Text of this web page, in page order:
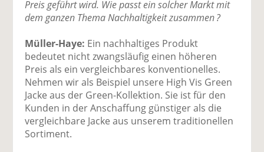
Preis geführt wird. Wie passt ein solcher Markt mit
dem ganzen Thema Nachhaltigkeit zusammen ?
Müller-Haye: Ein nachhaltiges Produkt
bedeutet nicht zwangsläufig einen höheren
Preis als ein vergleichbares konventionelles.
Nehmen wir als Beispiel unsere High Vis Green
Jacke aus der Green-Kollektion. Sie ist für den
Kunden in der Anschaffung günstiger als die
vergleichbare Jacke aus unserem traditionellen
Sortiment.